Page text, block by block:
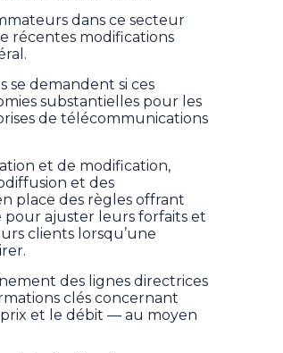
dans ce secteur
récentes modifications
se demandent si ces
substantielles pour les
de télécommunications
et de modification,
et des
place des règles offrant
pour ajuster leurs forfaits et
clients lorsqu’une
des lignes directrices
clés concernant
et le débit — au moyen